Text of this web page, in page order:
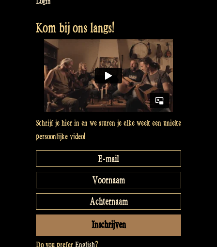
Kom bij ons langs!
Schrijf je hier in en we sturen je elke week een unieke
persoonlijke video!
Do you prefer English?